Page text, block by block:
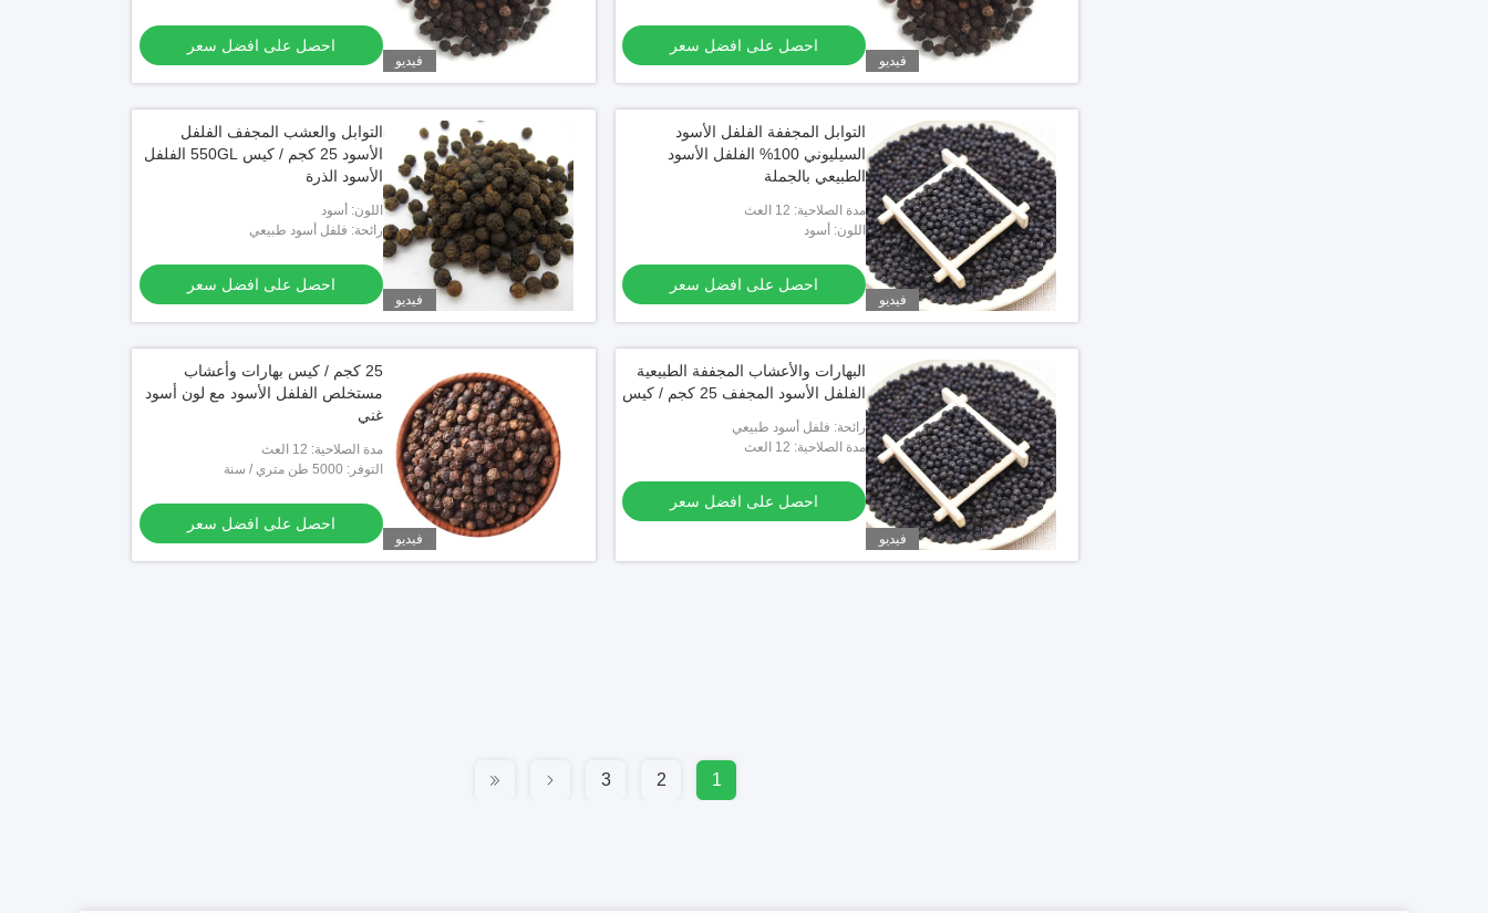
فيديو
احصل على افضل سعر
فيديو
احصل على افضل سعر
فيديو
التوابل المجففة الفلفل الأسود
السيليوني 100% الفلفل الأسود
الطبيعي بالجملة
مدة الصلاحية: 12 العث
اللون: أسود
احصل على افضل سعر
فيديو
التوابل والعشب المجفف الفلفل
الأسود 25 كجم / كيس 550GL الفلفل
الأسود الذرة
اللون: أسود
رائحة: فلفل أسود طبيعي
احصل على افضل سعر
فيديو
البهارات والأعشاب المجففة الطبيعية
الفلفل الأسود المجفف 25 كجم / كيس
رائحة: فلفل أسود طبيعي
مدة الصلاحية: 12 العث
احصل على افضل سعر
فيديو
25 كجم / كيس بهارات وأعشاب
مستخلص الفلفل الأسود مع لون أسود
غني
مدة الصلاحية: 12 العث
التوفر: 5000 طن متري / سنة
احصل على افضل سعر
1
2
3